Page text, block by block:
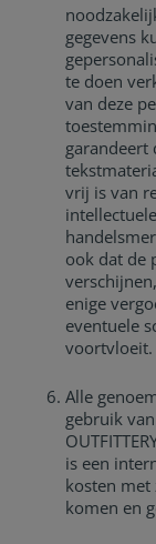
gegevens
te doen
van deze
garandeert
vrij is van
ook dat de
enige
eventuele
voortvloeit.
Alle
gebruik
is een
kosten
komen en